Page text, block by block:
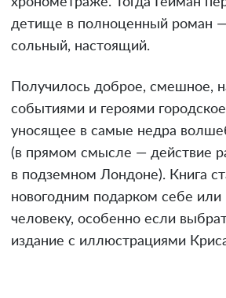
детище в полноценный роман
сольный, настоящий.
Получилось доброе, смешное,
событиями и героями
уносящее в самые недра
(в прямом смысле — действие
в подземном Лондоне). Книга
новогодним подарком себе или
человеку, особенно если
издание с иллюстрациями